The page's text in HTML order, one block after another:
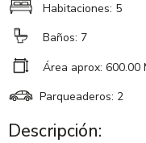
Habitaciones: 5
Baños: 7
Área aprox: 600.00
Parqueaderos: 2
Descripción: